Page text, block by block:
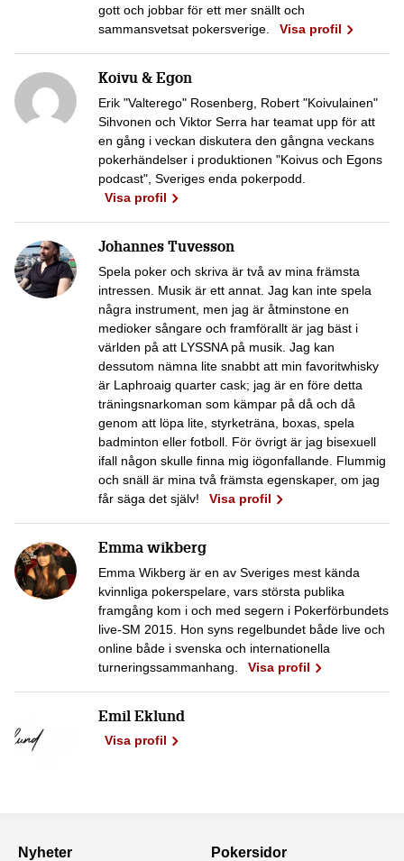
gott och jobbar för ett mer snällt och
sammansvetsat pokersverige.
Visa profil
Koivu & Egon
Erik "Valterego" Rosenberg, Robert "Koivulainen"
Sihvonen och Viktor Serra har teamat upp för att
en gång i veckan diskutera den gångna veckans
pokerhändelser i produktionen "Koivus och Egons
podcast", Sveriges enda pokerpodd.
Visa profil
Johannes Tuvesson
Spela poker och skriva är två av mina främsta
intressen. Musik är ett annat. Jag kan inte spela
några instrument, men jag är åtminstone en
medioker sångare och framförallt är jag bäst i
världen på att LYSSNA på musik. Jag kan
dessutom nämna lite snabbt att min favoritwhisky
är Laphroaig quarter cask; jag är en före detta
träningsnarkoman som kämpar på då och då
genom att löpa lite, styrketräna, boxas, spela
badminton eller fotboll. För övrigt är jag bisexuell
ifall någon skulle finna mig iögonfallande. Flummig
och snäll är mina två främsta egenskaper, om jag
får säga det själv!
Visa profil
Emma wikberg
Emma Wikberg är en av Sveriges mest kända
kvinnliga pokerspelare, vars största publika
framgång kom i och med segern i Pokerförbundets
live-SM 2015. Hon syns regelbundet både live och
online både i svenska och internationella
turneringssammanhang.
Visa profil
Emil Eklund
Visa profil
Nyheter Pokersidor